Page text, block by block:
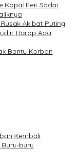
Kapal Feri Sadai
Akibat Puting
Harap Ada
Bantu Korban
Kembali
Buru-buru